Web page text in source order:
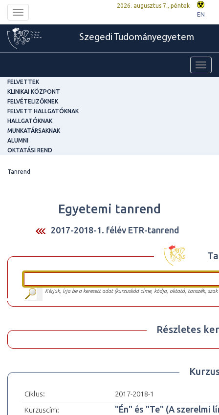
Toggle
navigation
2026. augusztus 7., péntek
EN
Szegedi Tudományegyetem
FELVETTEK
KLINIKAI KÖZPONT
FELVÉTELIZŐKNEK
FELVETT HALLGATÓKNAK
HALLGATÓKNAK
MUNKATÁRSAKNAK
ALUMNI
OKTATÁSI REND
Tanrend
Egyetemi tanrend
2017-2018-1. félév ETR-tanrend
Kérjük, írja be a keresett adat (kurzuskód címe, kódja, oktató, tanszék,
Részletes
Ciklus:
2017-2018-1
Kurzuscím:
"Én" és "Te" (A szerelmi